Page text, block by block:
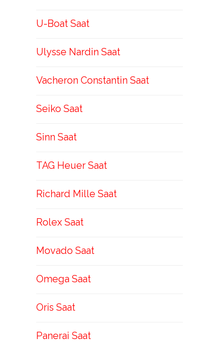
U-Boat Saat
Ulysse Nardin Saat
Vacheron Constantin Saat
Seiko Saat
Sinn Saat
TAG Heuer Saat
Richard Mille Saat
Rolex Saat
Movado Saat
Omega Saat
Oris Saat
Panerai Saat